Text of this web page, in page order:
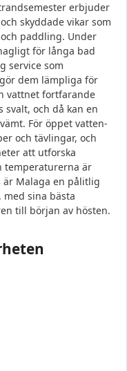
erbjuder
skyddade vikar som
paddling. Under
för långa bad
service som
dem lämpliga för
vattnet fortfarande
svalt, och då kan en
För öppet vatten-
och tävlingar, och
att utforska
temperaturerna är
är Malaga en pålitlig
sina bästa
till början av hösten.